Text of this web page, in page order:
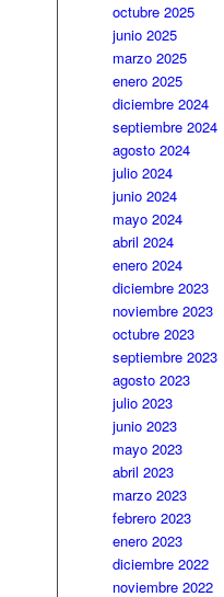
octubre 2025
junio 2025
marzo 2025
enero 2025
diciembre 2024
septiembre 2024
agosto 2024
julio 2024
junio 2024
mayo 2024
abril 2024
enero 2024
diciembre 2023
noviembre 2023
octubre 2023
septiembre 2023
agosto 2023
julio 2023
junio 2023
mayo 2023
abril 2023
marzo 2023
febrero 2023
enero 2023
diciembre 2022
noviembre 2022